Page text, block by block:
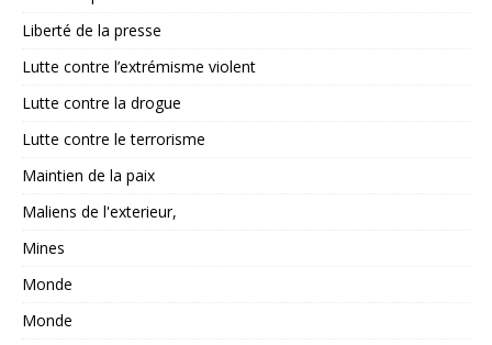
Liberté de la presse
Lutte contre l’extrémisme violent
Lutte contre la drogue
Lutte contre le terrorisme
Maintien de la paix
Maliens de l'exterieur,
Mines
Monde
Monde